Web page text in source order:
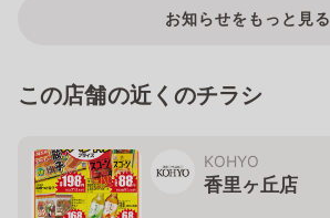
お知らせをもっと見る
この店舗の近くのチラシ
KOHYO
香里ヶ丘店